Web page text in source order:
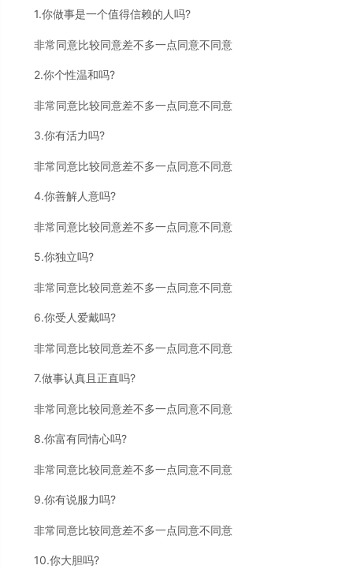
1.你做事是一个值得信赖的人吗?
非常同意比较同意差不多一点同意不同意
2.你个性温和吗?
非常同意比较同意差不多一点同意不同意
3.你有活力吗?
非常同意比较同意差不多一点同意不同意
4.你善解人意吗?
非常同意比较同意差不多一点同意不同意
5.你独立吗?
非常同意比较同意差不多一点同意不同意
6.你受人爱戴吗?
非常同意比较同意差不多一点同意不同意
7.做事认真且正直吗?
非常同意比较同意差不多一点同意不同意
8.你富有同情心吗?
非常同意比较同意差不多一点同意不同意
9.你有说服力吗?
非常同意比较同意差不多一点同意不同意
10.你大胆吗?